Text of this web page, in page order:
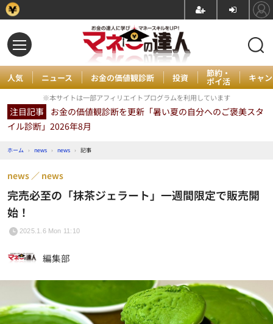
人気 ニュース お金の価値観診断 投資 節約・
ポイ活 キャ
※本サイトは一部アフィリエイトプログラムを利用しています
注目記事 お金の価値観診断を更新「暑い夏の自分へのご褒美スタ
イル診断」2026年8月
ホーム › news › news › 記事
完売必至の「抹茶ジェラート」一週間限定で販売開
始！
news news
2025.1.6 Mon 11:10
編集部